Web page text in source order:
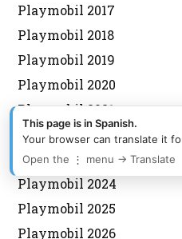
Playmobil 2017
Playmobil 2018
Playmobil 2019
Playmobil 2020
Playmobil 2021
Playmobil 2022
Playmobil 2023
Playmobil 2024
Playmobil 2025
Playmobil 2026
This page is in Spanish.
Your browser can translate it
Open the ⋮ menu → Translate